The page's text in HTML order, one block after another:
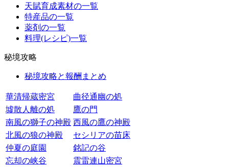
天賦育成素材の一覧
特産品の一覧
薬剤の一覧
料理(レシピ)一覧
秘境攻略
秘境攻略と報酬まとめ
華清帰蔵密宮
曲径通幽の処
墟散人離の処
鷹の門
南風の獅子の神殿 西風の鷹の神殿
北風の狼の神殿
セシリアの苗床
仲夏の庭園
銘記の谷
忘却の峡谷
震雷連山密宮